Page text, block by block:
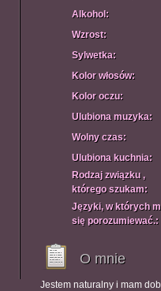
Alkohol:
Wzrost:
Sylwetka:
Kolor włosów:
Kolor oczu:
Ulubiona muzyka:
Wolny czas:
Ulubiona kuchnia:
Rodzaj związku ,
którego szukam:
Języki, w których
się porozumiewać.:
O mnie
Jestem naturalny i mam